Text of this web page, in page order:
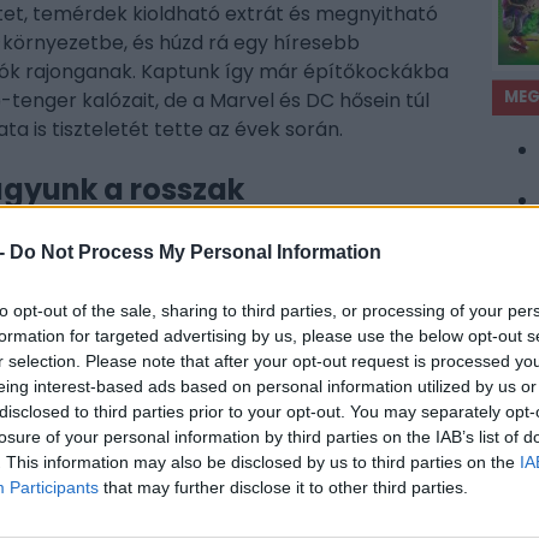
Do Not Process My Personal Information
opt-out of the sale, sharing to third parties, or processing of your
for targeted advertising by us, please use the below opt-out
selection. Please note that after your opt-out request is processed
interest-based ads based on personal information utilized by us
to third parties prior to your opt-out. You may separately
of your personal information by third parties on the IAB’s list of
This information may also be disclosed by us to third parties on the
Participants that may further disclose it to other third parties.
temérdek kioldható extrát és megnyitható
és húzd rá egy híresebb
rajonganak. Kaptunk így már építőkockákba
kalózait, de a Marvel és DC hősein túl
is tiszteletét tette az évek során.
a rosszak
tér el az előző szuperhősös LEGO-
szolgálatába állhatunk, és egyéni
a DC-univerzumból megismert
kell fogniuk. A történet ugyanis onnan kezd
Syndicate, akik egy párhuzamos
módon eltűnt Justice League helyére
láthatjuk, hogy épp a Syndicate az, melynek
viszont ennek rajtunk kívül egyedül csak
pedig eleinte hiába próbálja elmagyarázni
vetnek rá. Persze később Joker, Lex Luthor
és együttes erővel megalakítják az